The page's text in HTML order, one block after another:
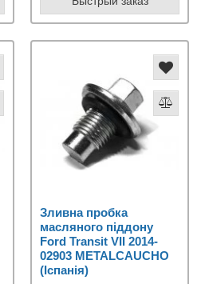
Зливна пробка
масляного піддону
Ford Transit VII 2014-
02903 METALCAUCHO
(Іспанія)